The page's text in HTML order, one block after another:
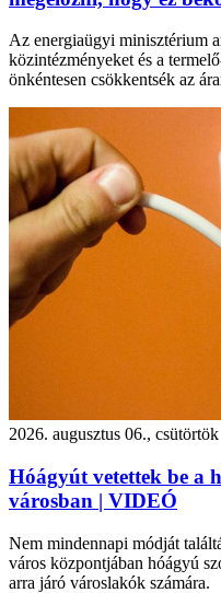
Az energiaügyi minisztérium
közintézményeket és a
önkéntesen csökkentsék az
2026. augusztus 06., csütörtök
Hóágyút vetettek be a
városban | VIDEÓ
Nem mindennapi módját
város központjában hóágyú
arra járó városlakók számára.